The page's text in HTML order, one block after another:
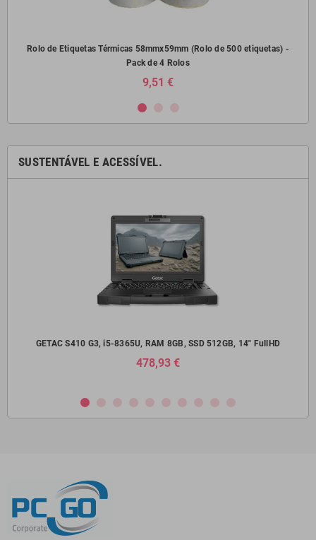
Rolo de Etiquetas Térmicas 58mmx59mm (Rolo de 500 etiquetas) -
Pack de 4 Rolos
9,51 €
SUSTENTÁVEL E ACESSÍVEL.
GETAC S410 G3, i5-8365U, RAM 8GB, SSD 512GB, 14" FullHD
478,93 €